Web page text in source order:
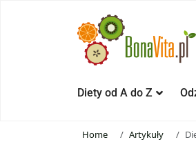
Diety od A do Z
Home Artykuły